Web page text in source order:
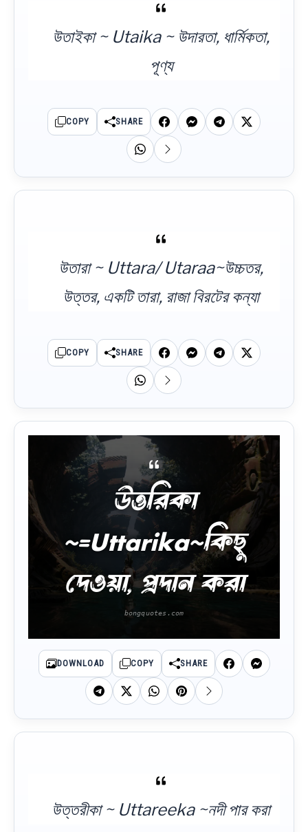
উতাইকা ~ Utaika ~ উদারতা, ধার্মিকতা,
পূণ্য
COPY SHARE
উতারা ~ Uttara/ Utaraa~উচ্চতর,
উত্তর, একটি তারা, রাজা বিরটের কন্যা
COPY SHARE
উত্তরিকা
~=Uttarika~কিছু
দেওয়া, প্রদান করা
DOWNLOAD COPY SHARE
উত্তরীকা ~ Uttareeka ~নদী পার করা